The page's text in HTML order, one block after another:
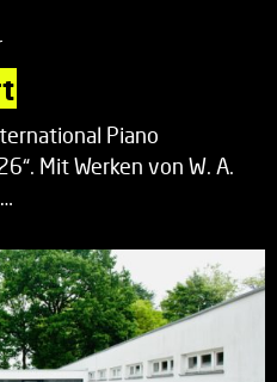
Piano
Mit Werken von W. A.